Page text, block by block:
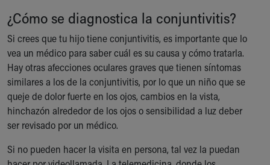
¿Cómo se diagnostica la conjuntivitis?
Si crees que tu hijo tiene conjuntivitis, es importante que lo
vea un médico para saber cuál es su causa y cómo tratarla.
Hay otras afecciones oculares graves que tienen síntomas
similares a los de la conjuntivitis, por lo que un niño que se
queje de dolor fuerte en los ojos, cambios en la vista,
hinchazón alrededor de los ojos o sensibilidad a luz deber
ser revisado por un médico.
Si no pueden hacer la visita en persona, tal vez la puedan